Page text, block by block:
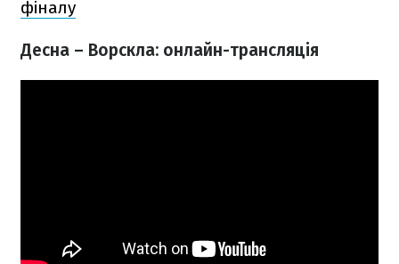
фіналу
Десна – Ворскла: онлайн-трансляція